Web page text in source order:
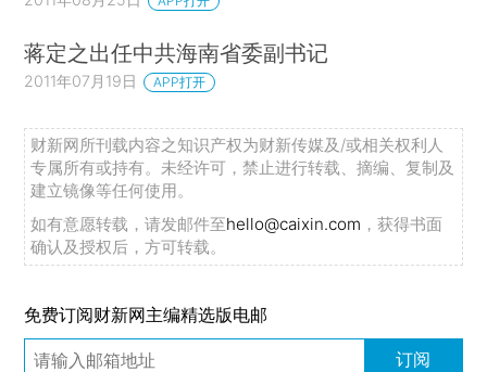
蒋定之出任中共海南省委副书记
2011年07月19日 APP打开
财新网所刊载内容之知识产权为财新传媒及/或相关权利人
专属所有或持有。未经许可，禁止进行转载、摘编、复制及
建立镜像等任何使用。
如有意愿转载，请发邮件至hello@caixin.com ，获得书面
确认及授权后，方可转载。
免费订阅财新网主编精选版电邮
订阅